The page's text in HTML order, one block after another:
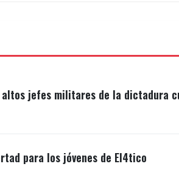
altos jefes militares de la dictadura
para los jóvenes de El4tico